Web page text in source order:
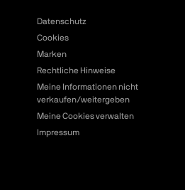
Datenschutz
Cookies
Marken
Rechtliche Hinweise
Meine Informationen nicht
verkaufen/weitergeben
Meine Cookies verwalten
Impressum